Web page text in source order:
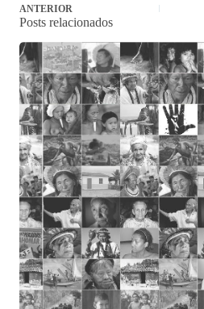
ANTERIOR
Posts relacionados